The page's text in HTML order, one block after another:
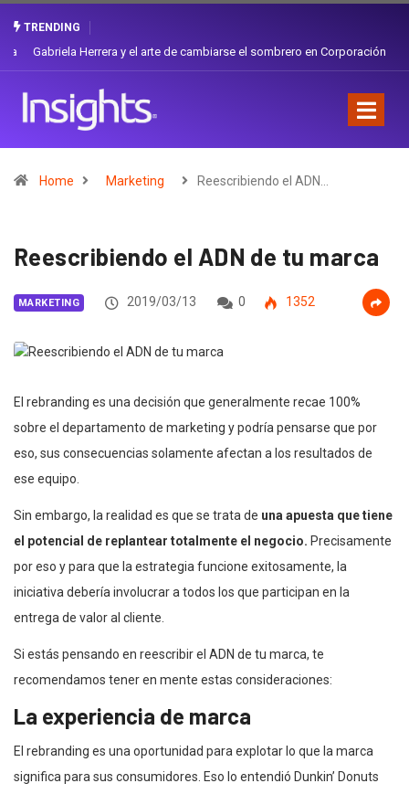
TRENDING
Gabriela Herrera y el arte de cambiarse el sombrero en Corporación
Home Marketing Reescribiendo el ADN…
Reescribiendo el ADN de tu marca
MARKETING 2019/03/13 0 1352
El rebranding es una decisión que generalmente recae 100%
sobre el departamento de marketing y podría pensarse que por
eso, sus consecuencias solamente afectan a los resultados de
ese equipo.
Sin embargo, la realidad es que se trata de una apuesta que tiene
el potencial de replantear totalmente el negocio. Precisamente
por eso y para que la estrategia funcione exitosamente, la
iniciativa debería involucrar a todos los que participan en la
entrega de valor al cliente.
Si estás pensando en reescribir el ADN de tu marca, te
recomendamos tener en mente estas consideraciones:
La experiencia de marca
El rebranding es una oportunidad para explotar lo que la marca
significa para sus consumidores. Eso lo entendió Dunkin’ Donuts